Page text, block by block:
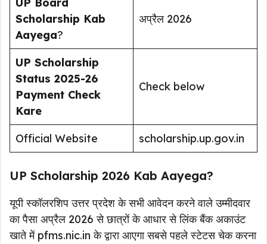
Scholarship Kab
Aayega?
अप्रैल 2026
UP Scholarship
Status 2025-26
Payment Check
Kare
Check below
Official Website scholarship.up.gov.in
UP Scholarship 2026 Kab Aayega?
यूपी स्कॉलरशिप उत्तर प्रदेश के सभी आवेदन करने वाले उम्मीदवार
का पैसा अप्रैल 2026 से छात्रों के आधार से लिंक बैंक अकाउंट
खाते में pfms.nic.in के द्वारा आएगा सबसे पहले स्टेटस चेक करना